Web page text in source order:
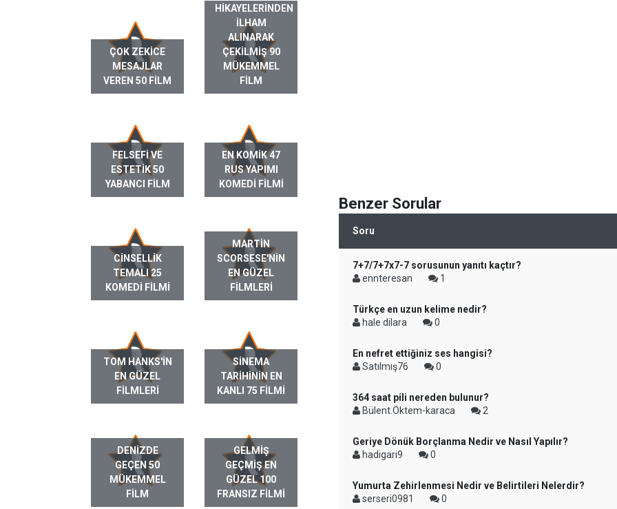
ÇOK ZEKICE
MESAJLAR
VEREN 50 FILM
HIKAYELERINDEN
ILHAM
ALINARAK
ÇEKILMIŞ 90
MÜKEMMEL
FILM
FELSEFI VE
ESTETIK 50
YABANCI FILM
EN KOMIK 47
RUS YAPIMI
KOMEDI FILMI
CINSELLIK
TEMALI 25
KOMEDI FILMI
MARTIN
SCORSESE'NIN
EN GÜZEL
FILMLERI
TOM HANKS'IN
EN GÜZEL
FILMLERI
SINEMA
TARIHININ EN
KANLI 75 FILMI
DENIZDE
GEÇEN 50
MÜKEMMEL
FILM
GELMIŞ
GEÇMIŞ EN
GÜZEL 100
FRANSIZ FILMI
Benzer Sorular
Soru
7+7/7+7x7-7 sorusunun yanıtı kaçtır?
ennteresan
1
Türkçe en uzun kelime nedir?
hale dilara
0
En nefret ettiğiniz ses hangisi?
Satılmış76
0
364 saat pili nereden bulunur?
Bülent.Öktem-karaca
2
Geriye Dönük Borçlanma Nedir ve Nasıl Yapılır?
hadigari9
0
Yumurta Zehirlenmesi Nedir ve Belirtileri Nelerdir?
serseri0981
0